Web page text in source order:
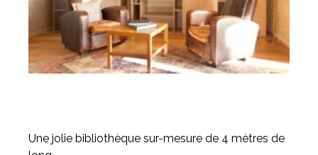
Une jolie bibliothèque sur-mesure de 4 mètres de